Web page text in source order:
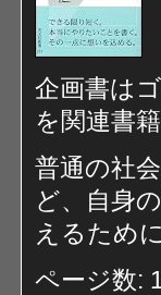
企画書は
を関連書
普通の社
ど、自身
えるため
ページ数: